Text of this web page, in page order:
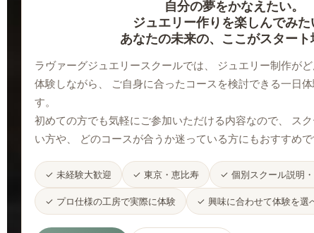
自分の夢をかなえたい。
ジュエリー作りを楽しんでみた
あなたの未来の、ここがスタート
ラヴァーグジュエリースクールでは、 ジュエリー制作が
体験しながら、 ご自身に合ったコースを検討できる一日
す。
初めての方でも気軽にご参加いただける内容なので、 ス
い方や、 どのコースが合うか迷っている方にもおすすめで
✓ 未経験大歓迎 ✓ 東京・恵比寿 ✓ 個別スクール説明
✓ プロ仕様の工房で実際に体験 ✓ 興味に合わせて体験を選